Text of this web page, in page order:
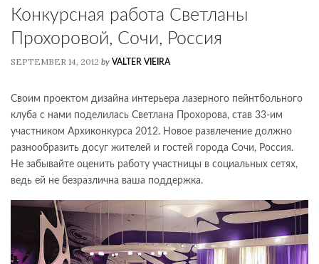
Конкурсная работа Светланы
Прохоровой, Сочи, Россия
SEPTEMBER 14, 2012 by VALTER VIEIRA
Своим проектом дизайна интерьера лазерного пейнтбольного
клуба с нами поделилась Светлана Прохорова, став 33-им
участником Архиконкурса 2012. Новое развлечение должно
разнообразить досуг жителей и гостей города Сочи, Россия.
Не забывайте оценить работу участницы в социальных сетях,
ведь ей не безразлична ваша поддержка.